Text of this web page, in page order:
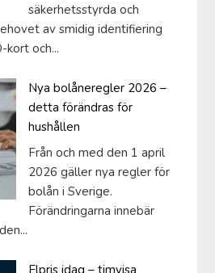
säkerhetsstyrda och
av smidig identifiering
kort och...
Nya bolåneregler 2026 –
detta förändras för
hushållen
Från och med den 1 april
2026 gäller nya regler för
bolån i Sverige.
Förändringarna innebär
Elpris idag – timvisa